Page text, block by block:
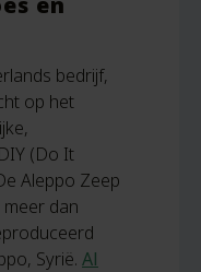
bedrijf,
op het
(Do It
Aleppo Zeep
dan
Syrië. Al